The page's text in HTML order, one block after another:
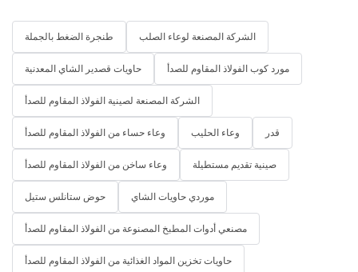
طنجرة الضغط بالجملة الشركة المصنعة لوعاء الصلب
حاويات قصدير الشاي المعدنية مورد كوب الفولاذ المقاوم للصدأ
الشركة المصنعة لصينية الفولاذ المقاوم للصدأ
وعاء حساء من الفولاذ المقاوم للصدأ وعاء الحليب قدر
وعاء ساخن من الفولاذ المقاوم للصدأ صينية تقديم مستطيلة
حوض ستانلس ستيل موردي حاويات الشاي
مصنعي أدوات المطبخ المصنوعة من الفولاذ المقاوم للصدأ
حاويات تخزين المواد الغذائية من الفولاذ المقاوم للصدأ